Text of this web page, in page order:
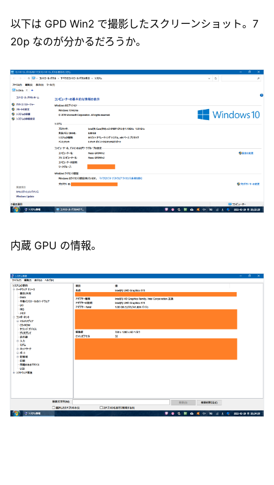
以下は GPD Win2 で撮影したスクリーンショット。7
20p なのが分かるだろうか。
内蔵 GPU の情報。